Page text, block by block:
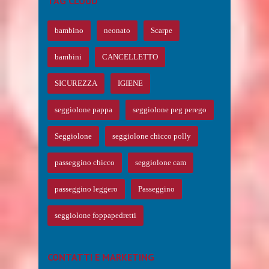
bambino neonato Scarpe
bambini CANCELLETTO
SICUREZZA IGIENE
seggiolone pappa seggiolone peg perego
Seggiolone seggiolone chicco polly
passeggino chicco seggiolone cam
passeggino leggero Passeggino
seggiolone foppapedretti
CONTATTI E MARKETING